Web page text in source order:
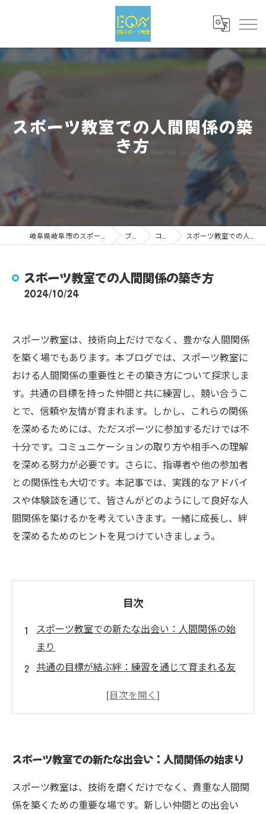
スポーツ教室での人間関係の築
き方
ブログ コラム スポーツ教室での人間関係の築き方
スポーツ教室での人間関係の築き方
2024/10/24
スポーツ教室は、技術向上だけでなく、豊かな人間関係
を築く場でもあります。本ブログでは、スポーツ教室に
おける人間関係の重要性とその築き方について探求しま
す。共通の目標を持った仲間と共に練習し、競い合うこ
とで、信頼や友情が育まれます。しかし、これらの関係
を深めるためには、ただスポーツに参加するだけでは不
十分です。コミュニケーションの取り方や相手への理解
を深める努力が必要です。さらに、指導者や他の参加者
との関係性も大切です。本記事では、実践的なアドバイ
スや体験談を通じて、皆さんがどのようにして良好な人
間関係を築けるかを考えていきます。一緒に成長し、絆
を深めるためのヒントを見つけていきましょう。
目次
スポーツ教室での新たな出会い：人間関係の始
まり
共通の目標が結ぶ絆：練習を通じて育まれる友
信頼を築くためのコミュニケーションの重要性
人間関係を豊かにする実践的なアドバイス
スポーツ教室から得られる友情と絆のまとめ
スポーツ教室での新たな出会い：人間関係の始まり
スポーツ教室は、技術を磨くだけでなく、貴重な人間関
係を築くための重要な場です。新しい仲間との出会い